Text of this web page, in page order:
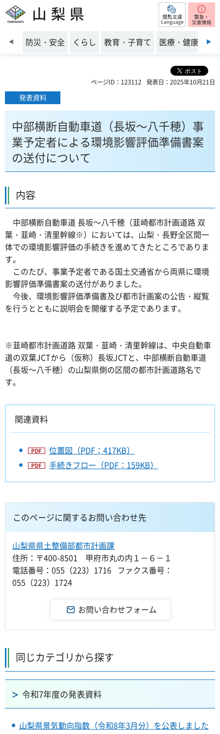
山梨県 閲覧支援
前のスライドを表示
防災・安全 くらし 教育・子育て 医療・健康・福
ページID：123112 発表日：2025年10月21日
発表資料
中部横断自動車道（長坂～八千穂）事
業予定者による環境影響評価準備書案
の送付について
内容
中部横断自動車道 長坂～八千穂（韮崎都市計画道路 双
葉・韮崎・清里幹線※）においては、山梨・長野全区間一
体での環境影響評価の手続きを進めてきたところでありま
す。
このたび、事業予定者である国土交通省から両県に環境
影響評価準備書案の送付がありました。
今後、環境影響評価準備書及び都市計画案の公告・縦覧
を行うとともに説明会を開催する予定であります。
※韮崎都市計画道路 双葉・韮崎・清里幹線は、中央自動車
道の双葉JCTから（仮称）長坂JCTと、中部横断自動車道
（長坂～八千穂）の山梨県側の区間の都市計画道路名で
す。
関連資料
位置図（PDF：417KB）
手続きフロー（PDF：159KB）
このページに関するお問い合わせ先
山梨県県土整備部都市計画課
住所：〒400-8501 甲府市丸の内１－６－１
電話番号：055（223）1716 ファクス番号：
055（223）1724
同じカテゴリから探す
令和7年度の発表資料
山梨県景気動向指数（令和8年3月分）を公表しました